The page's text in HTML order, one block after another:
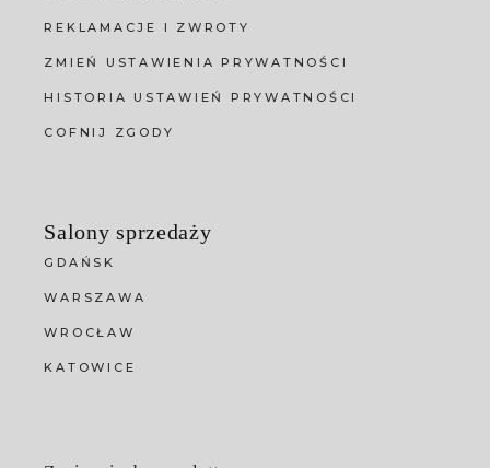
REKLAMACJE I ZWROTY
ZMIEŃ USTAWIENIA PRYWATNOŚCI
HISTORIA USTAWIEŃ PRYWATNOŚCI
COFNIJ ZGODY
Salony sprzedaży
GDAŃSK
WARSZAWA
WROCŁAW
KATOWICE